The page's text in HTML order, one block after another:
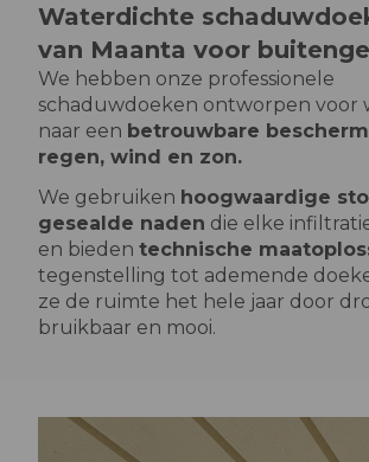
Waterdichte
van Maanta voor
We hebben onze professionele
schaduwdoeken ontworpen voor
naar een betrouwbare
regen, wind en zon.
We gebruiken hoogwaardige
gesealde naden die elke
en bieden technische
tegenstelling tot ademende
ze de ruimte het hele jaar door
bruikbaar en mooi.